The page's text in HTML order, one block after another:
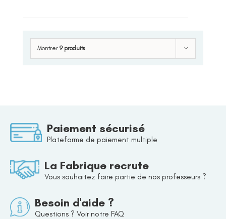
Montrer 9 produits
Paiement sécurisé
Plateforme de paiement multiple
La Fabrique recrute
Vous souhaitez faire partie de nos professeurs ?
Besoin d'aide ?
Questions ? Voir notre FAQ